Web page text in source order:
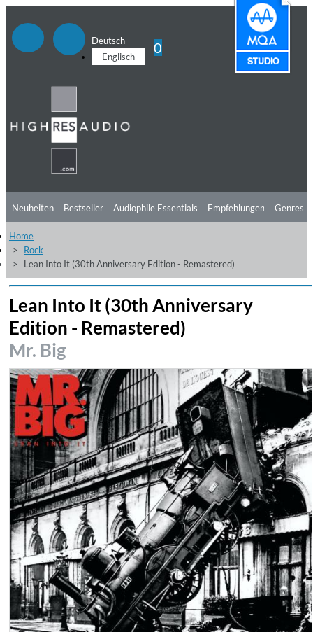
Deutsch
Englisch
0
Neuheiten Bestseller Audiophile Essentials Empfehlungen
Hörtipps
Videos
Genres
Home
Rock
Lean Into It (30th Anniversary Edition - Remastered)
Lean Into It (30th Anniversary
Edition - Remastered)
Mr. Big